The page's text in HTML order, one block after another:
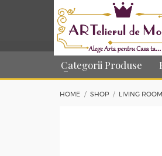
Categorii Produse
HOME SHOP LIVING ROOM